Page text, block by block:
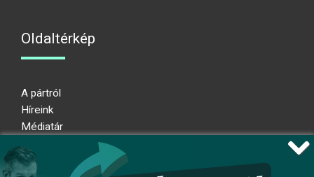
Oldaltérkép
A pártról
Híreink
Médiatár
Adatkezelési nyilatkozat